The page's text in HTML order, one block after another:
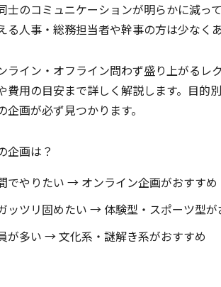
士のコミュニケーションが明らかに減って
人事・総務担当者や幹事の方は少なくあ
ライン・オフライン問わず盛り上がる
費用の目安まで詳しく解説します。目的
画が必ず見つかります。
企画は？
でやりたい → オンライン企画がおすすめ
ッツリ固めたい → 体験型・スポーツ型が
が多い → 文化系・謎解き系がおすすめ